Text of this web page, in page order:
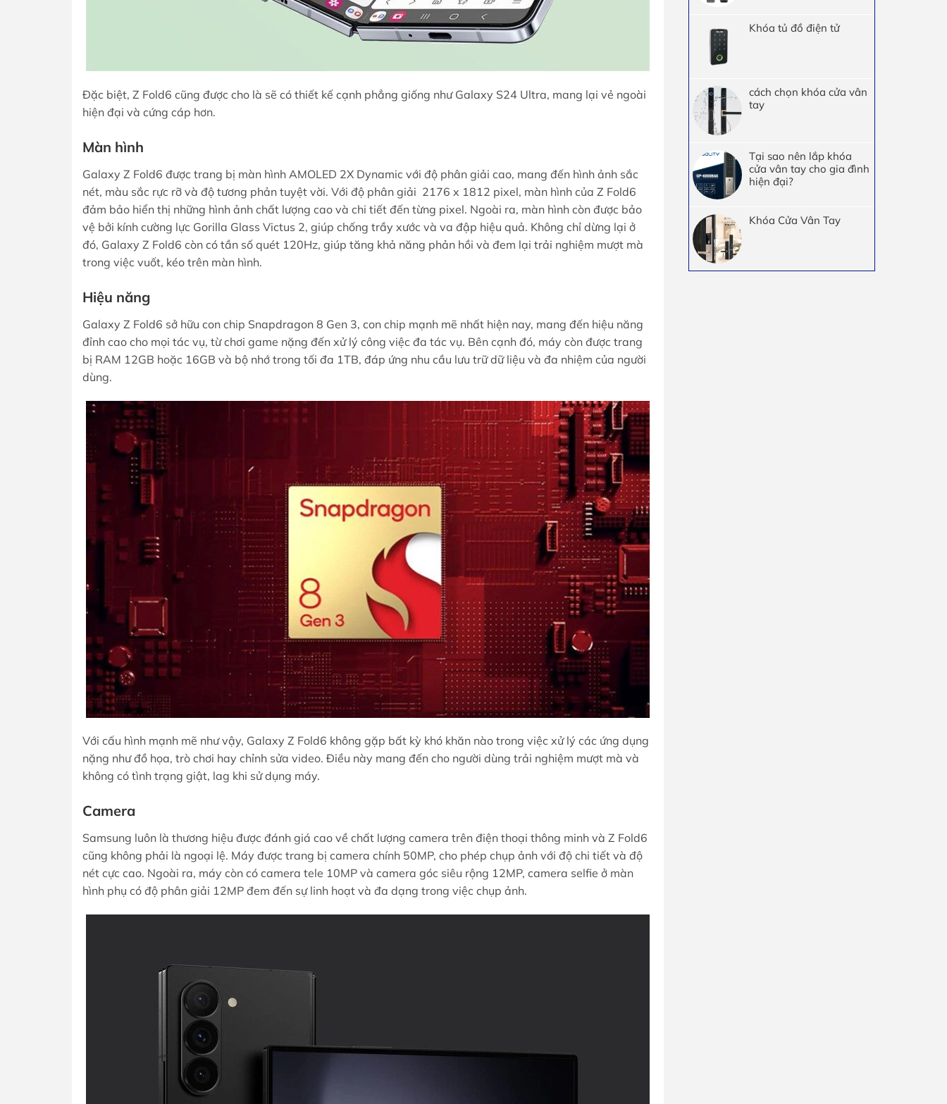
Đặc biệt, Z Fold6 cũng được cho là sẽ có thiết kế cạnh phẳng giống như Galaxy S24 Ultra, mang lại vẻ ngoài
hiện đại và cứng cáp hơn.
Màn hình
Galaxy Z Fold6 được trang bị màn hình AMOLED 2X Dynamic với độ phân giải cao, mang đến hình ảnh sắc
nét, màu sắc rực rỡ và độ tương phản tuyệt vời. Với độ phân giải 2176 x 1812 pixel, màn hình của Z Fold6
đảm bảo hiển thị những hình ảnh chất lượng cao và chi tiết đến từng pixel. Ngoài ra, màn hình còn được bảo
vệ bởi kính cường lực Gorilla Glass Victus 2, giúp chống trầy xước và va đập hiệu quả. Không chỉ dừng lại ở
đó, Galaxy Z Fold6 còn có tần số quét 120Hz, giúp tăng khả năng phản hồi và đem lại trải nghiệm mượt mà
trong việc vuốt, kéo trên màn hình.
Hiệu năng
Galaxy Z Fold6 sở hữu con chip Snapdragon 8 Gen 3, con chip mạnh mẽ nhất hiện nay, mang đến hiệu năng
đỉnh cao cho mọi tác vụ, từ chơi game nặng đến xử lý công việc đa tác vụ. Bên cạnh đó, máy còn được trang
bị RAM 12GB hoặc 16GB và bộ nhớ trong tối đa 1TB, đáp ứng nhu cầu lưu trữ dữ liệu và đa nhiệm của người
dùng.
Với cấu hình mạnh mẽ như vậy, Galaxy Z Fold6 không gặp bất kỳ khó khăn nào trong việc xử lý các ứng dụng
nặng như đồ họa, trò chơi hay chỉnh sửa video. Điều này mang đến cho người dùng trải nghiệm mượt mà và
không có tình trạng giật, lag khi sử dụng máy.
Camera
Samsung luôn là thương hiệu được đánh giá cao về chất lượng camera trên điện thoại thông minh và Z Fold6
cũng không phải là ngoại lệ. Máy được trang bị camera chính 50MP, cho phép chụp ảnh với độ chi tiết và độ
nét cực cao. Ngoài ra, máy còn có camera tele 10MP và camera góc siêu rộng 12MP, camera selfie ở màn
hình phụ có độ phân giải 12MP đem đến sự linh hoạt và đa dạng trong việc chụp ảnh.
Khóa tủ đồ điện tử
cách chọn khóa cửa vân
tay
Tại sao nên lắp khóa
cửa vân tay cho gia đình
hiện đại?
Khóa Cửa Vân Tay